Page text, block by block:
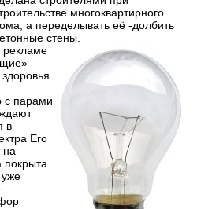
многоквартирного
а переделывать её -долбить
стены.
рекламе
с парами
в
Его
на